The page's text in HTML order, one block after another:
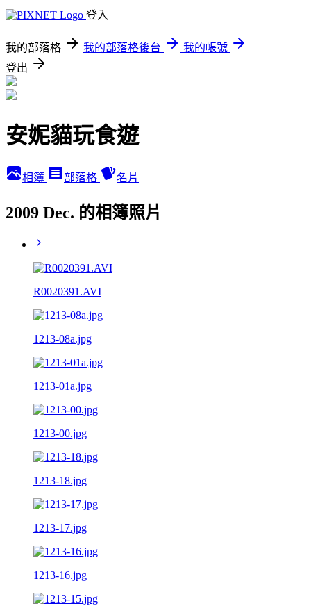
登入
我的部落格 我的部落格後台
我的帳號
登出
安妮貓玩食遊
相簿 部落格 名片
2009 Dec. 的相簿照片
R0020391.AVI
1213-08a.jpg
1213-01a.jpg
1213-00.jpg
1213-18.jpg
1213-17.jpg
1213-16.jpg